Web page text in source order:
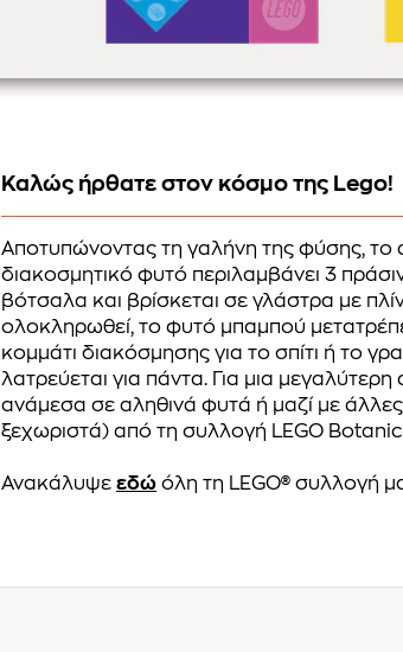
Καλώς ήρθατε στον κόσμο της Lego!
Αποτυπώνοντας τη γαλήνη της φύσης, το
διακοσμητικό φυτό περιλαμβάνει 3
βότσαλα και βρίσκεται σε γλάστρα με
ολοκληρωθεί, το φυτό μπαμπού
κομμάτι διακόσμησης για το σπίτι ή το
λατρεύεται για πάντα. Για μια
ανάμεσα σε αληθινά φυτά ή μαζί με
ξεχωριστά) από τη συλλογή LEGO
Ανακάλυψεεδώ όλη τη LEGO® συλλογή